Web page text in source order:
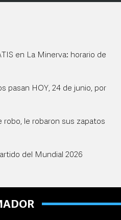
en La Minerva: horario de
pasan HOY, 24 de junio, por
robo, le robaron sus zapatos
del Mundial 2026